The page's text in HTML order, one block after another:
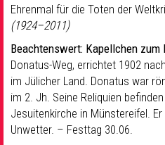
Ehrenmal für die Toten der
(1924–2011)
Beachtenswert: Kapellchen zum
Donatus-Weg, errichtet 1902
im Jülicher Land. Donatus war
im 2. Jh. Seine Reliquien
Jesuitenkirche in Münstereifel.
Unwetter. – Festtag 30.06.